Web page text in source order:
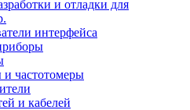
и отладки для
интерфейса
и частотомеры
и кабелей